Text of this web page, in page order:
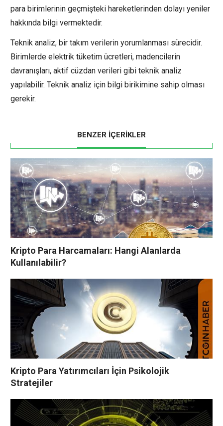
para birimlerinin geçmişteki hareketlerinden dolayı yeniler
hakkında bilgi vermektedir.
Teknik analiz, bir takım verilerin yorumlanması sürecidir.
Birimlerde elektrik tüketim ücretleri, madencilerin
davranışları, aktif cüzdan verileri gibi teknik analiz
yapılabilir. Teknik analiz için bilgi birikimine sahip olması
gerekir.
BENZER İÇERİKLER
Kripto Para Harcamaları: Hangi Alanlarda
Kullanılabilir?
Kripto Para Yatırımcıları İçin Psikolojik
Stratejiler